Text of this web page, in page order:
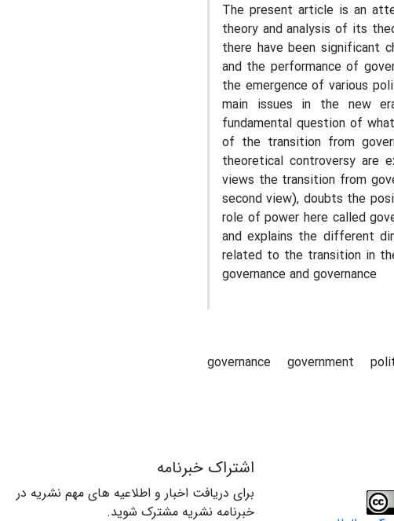
The present article is an
theory and analysis of its
there have been significant
and the performance of
the emergence of various
main issues in the new
fundamental question of
of the transition from
theoretical controversy are
views the transition from
second view), doubts the
role of power here called
and explains the different
related to the transition in
governance and governance
governance government
اشتراک خبرنامه
برای دریافت اخبار و اطلاعیه های مهم نشریه در
خبرنامه نشریه مشترک شوید.